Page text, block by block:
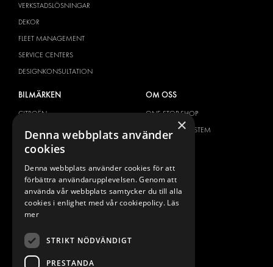
VERKSTADSLÖSNINGAR
DEKOR
FLEET MANAGEMENT
SERVICE CENTERS
DESIGNKONSULTATION
BILMÄRKEN
CITROËN
DACIA
FIAT
HYUNDAI
IVECO
MAN
MERCEDES
NISSAN
OM OSS
ONE-STOP-SHOP
OM MODUL-SYSTEM
NYHETER
KONTAKT
×
Denna webbplats använder
cookies
Denna webbplats använder cookies för att
förbättra användarupplevelsen. Genom att
använda vår webbplats samtycker du till alla
cookies i enlighet med vår cookiepolicy. Läs
mer
STRIKT NÖDVÄNDIGT
PRESTANDA